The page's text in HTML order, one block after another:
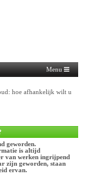
Menu
hoe afhankelijk wilt u
geworden.
is altijd
van werken ingrijpend
zijn geworden, staan
ervan.